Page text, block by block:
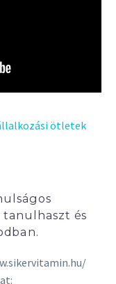
ötletek
tanulhaszt és